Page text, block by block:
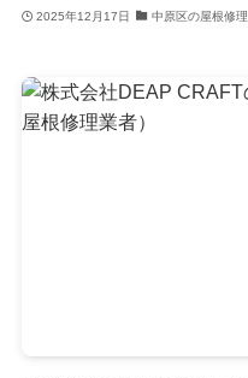
2025年12月17日 中原区の屋根修理